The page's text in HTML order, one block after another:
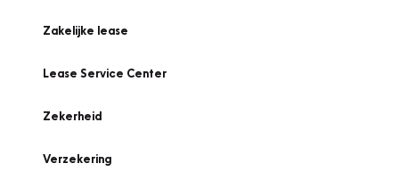
Zakelijke lease
Lease Service Center
Zekerheid
Verzekering